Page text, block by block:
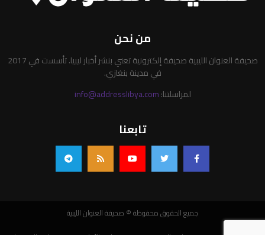
من نحن
صحيفة العنوان الليبية صحيفة إلكترونية تعني بنشر أخبار ليبيا. تأسست في 2017
في مدينة بنغازي.
لمراسلتنا:info@addresslibya.com
تابعنا
جميع الحقوق محفوظة © صحيفة العنوان الليبية